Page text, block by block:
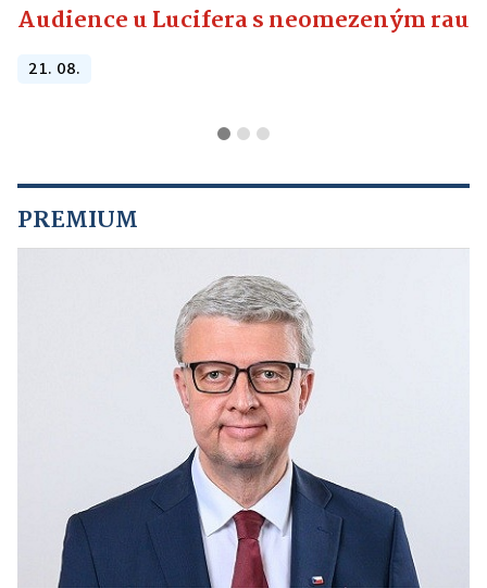
Audience u Lucifera s neomezeným
21. 08.
PREMIUM